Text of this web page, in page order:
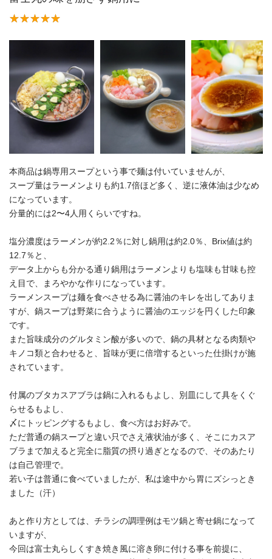
本商品は鍋専用スープという事で麺は付いていませんが、
スープ量はラーメンよりも約1.7倍ほど多く、逆に液体油は少なめ
になっています。
分量的には2〜4人用くらいですね。
塩分濃度はラーメンが約2.2％に対し鍋用は約2.0％、Brix値は約
12.7％と、
データ上からも分かる通り鍋用はラーメンよりも塩味も甘味も控
え目で、まろやかな作りになっています。
ラーメンスープは麺を食べさせる為に醤油のキレを出してありま
すが、鍋スープは野菜に合うように醤油のエッジを円くした印象
です。
また旨味成分のグルタミン酸が多いので、鍋の具材となる肉類や
キノコ類と合わせると、旨味が更に倍増するといった仕掛けが施
されています。
付属のブタカスアブラは鍋に入れるもよし、別皿にして具をくぐ
らせるもよし、
〆にトッピングするもよし、食べ方はお好みで。
ただ普通の鍋スープと違い只でさえ液状油が多く、そこにカスア
ブラまで加えると完全に脂質の摂り過ぎとなるので、そのあたり
は自己管理で。
若い子は普通に食べていましたが、私は途中から胃にズシっとき
ました（汗）
あと作り方としては、チラシの調理例はモツ鍋と寄せ鍋になって
いますが、
今回は富士丸らしくすき焼き風に溶き卵に付ける事を前提に、